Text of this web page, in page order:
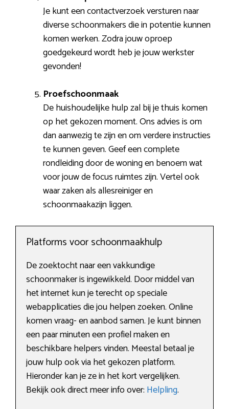
Je kunt een contactverzoek versturen naar
diverse schoonmakers die in potentie kunnen
komen werken. Zodra jouw oproep
goedgekeurd wordt heb je jouw werkster
gevonden!
Proefschoonmaak
De huishoudelijke hulp zal bij je thuis komen
op het gekozen moment. Ons advies is om
dan aanwezig te zijn en om verdere instructies
te kunnen geven. Geef een complete
rondleiding door de woning en benoem wat
voor jouw de focus ruimtes zijn. Vertel ook
waar zaken als allesreiniger en
schoonmaakazijn liggen.
Platforms voor schoonmaakhulp
De zoektocht naar een vakkundige
schoonmaker is ingewikkeld. Door middel van
het internet kun je terecht op speciale
webapplicaties die jou helpen zoeken. Online
komen vraag- en aanbod samen. Je kunt binnen
een paar minuten een profiel maken en
beschikbare helpers vinden. Meestal betaal je
jouw hulp ook via het gekozen platform.
Hieronder kan je ze in het kort vergelijken.
Bekijk ook direct meer info over: Helpling.